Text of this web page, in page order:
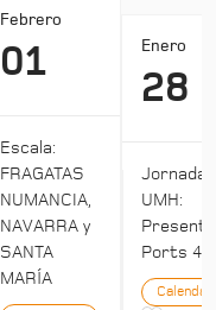
Febrero
01
Escala:
FRAGATAS
NUMANCIA,
NAVARRA y
SANTA
MARÍA
Enero
28
Jornadas
UMH:
Ports 4:0